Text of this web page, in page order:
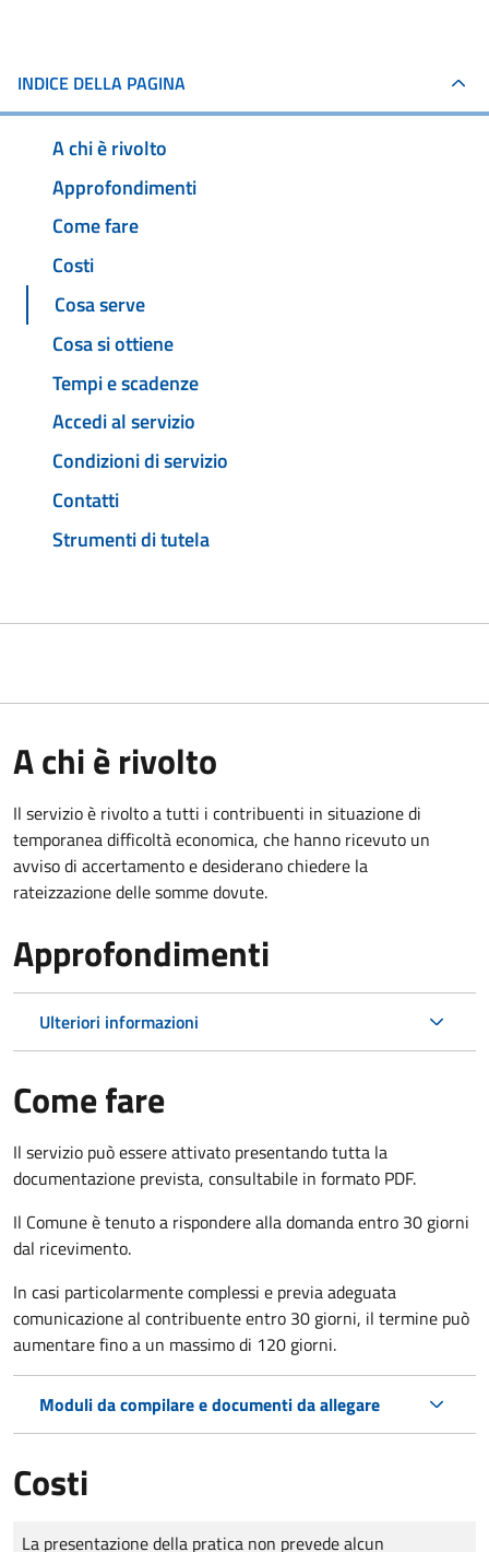
INDICE DELLA PAGINA
A chi è rivolto
Approfondimenti
Come fare
Costi
Cosa serve
Cosa si ottiene
Tempi e scadenze
Accedi al servizio
Condizioni di servizio
Contatti
Strumenti di tutela
A chi è rivolto
Il servizio è rivolto a tutti i contribuenti in situazione di
temporanea difficoltà economica, che hanno ricevuto un
avviso di accertamento e desiderano chiedere la
rateizzazione delle somme dovute.
Approfondimenti
Ulteriori informazioni
Come fare
Il servizio può essere attivato presentando tutta la
documentazione prevista, consultabile in formato PDF.
Il Comune è tenuto a rispondere alla domanda entro 30 giorni
dal ricevimento.
In casi particolarmente complessi e previa adeguata
comunicazione al contribuente entro 30 giorni, il termine può
aumentare fino a un massimo di 120 giorni.
Moduli da compilare e documenti da allegare
Costi
Tipo di pagamento
Importo
La presentazione della pratica non prevede alcun